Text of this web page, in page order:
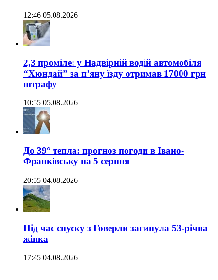
12:46 05.08.2026
2,3 проміле: у Надвірній водій автомобіля
“Хюндай” за п’яну їзду отримав 17000 грн
штрафу
10:55 05.08.2026
До 39° тепла: прогноз погоди в Івано-
Франківську на 5 серпня
20:55 04.08.2026
Під час спуску з Говерли загинула 53-річна
жінка
17:45 04.08.2026